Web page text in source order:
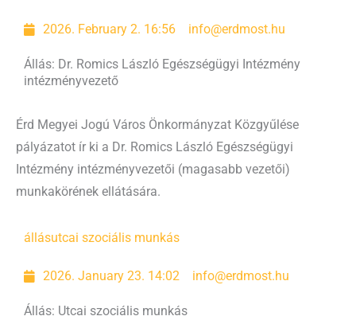
2026. February 2. 16:56 info@erdmost.hu
Állás: Dr. Romics László Egészségügyi Intézmény
intézményvezető
Érd Megyei Jogú Város Önkormányzat Közgyűlése
pályázatot ír ki a Dr. Romics László Egészségügyi
Intézmény intézményvezetői (magasabb vezetői)
munkakörének ellátására.
állásutcai szociális munkás
2026. January 23. 14:02 info@erdmost.hu
Állás: Utcai szociális munkás